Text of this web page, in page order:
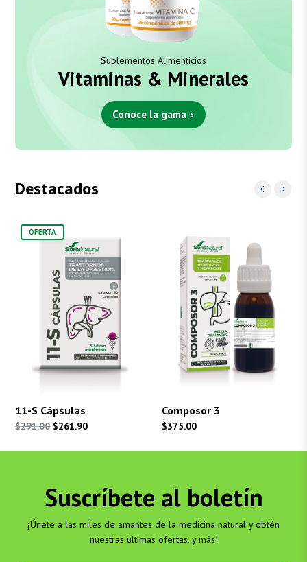
Suplementos Alimenticios
Vitaminas & Minerales
Conoce la gama
Destacados
OFERTA
11-S Cápsulas
$291.00 El
$291.00.
$261.90El
$261.90.
Composor 3
$375.00
Suscríbete al boletín
¡Únete a las miles de amantes de la medicina natural y obtén
nuestras últimas ofertas, y más!